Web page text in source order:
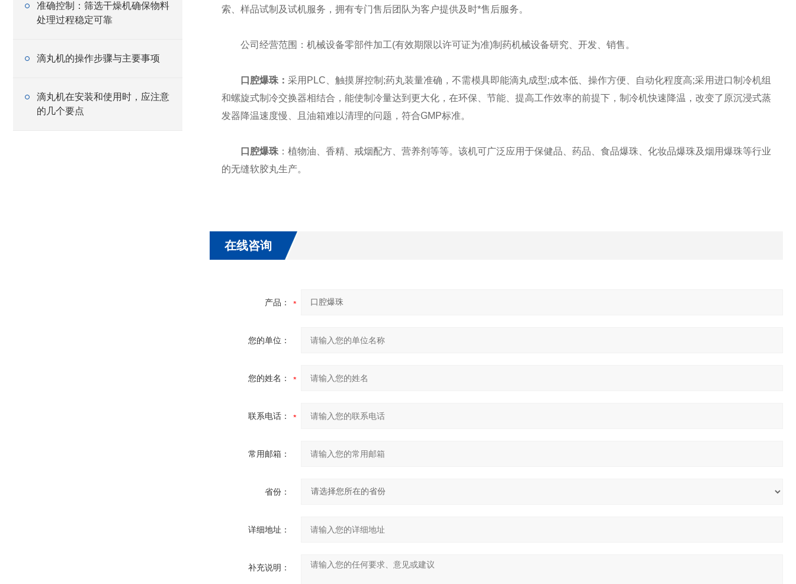
准确控制：筛选干燥机确保物料
处理过程稳定可靠
滴丸机的操作步骤与主要事项
滴丸机在安装和使用时，应注意
的几个要点
索、样品试制及试机服务，拥有专门售后团队为客户提供及时*售后服务。
公司经营范围：机械设备零部件加工(有效期限以许可证为准)制药机械设备研究、开发、销售。
口腔爆珠：采用PLC、触摸屏控制;药丸装量准确，不需模具即能滴丸成型;成本低、操作方便、自动化程度高;采用进口制冷机组
和螺旋式制冷交换器相结合，能使制冷量达到更大化，在环保、节能、提高工作效率的前提下，制冷机快速降温，改变了原沉浸式蒸
发器降温速度慢、且油箱难以清理的问题，符合GMP标准。
口腔爆珠：植物油、香精、戒烟配方、营养剂等等。该机可广泛应用于保健品、药品、食品爆珠、化妆品爆珠及烟用爆珠等行业
的无缝软胶丸生产。
在线咨询
产品：
您的单位：
您的姓名：
联系电话：
常用邮箱：
省份：
详细地址：
补充说明：